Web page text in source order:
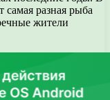
самая разная рыба
жители